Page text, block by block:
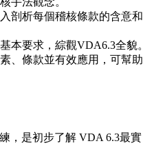
剖析每個稽核條款的含意和
本要求，綜觀VDA6.3全貌。
、條款並有效應用，可幫助
，是初步了解 VDA 6.3最實